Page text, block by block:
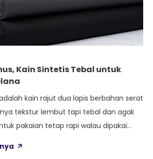
Kain Sintetis Tebal untuk
kain rajut dua lapis berbahan serat
tekstur lembut tapi tebal dan agak
pakaian tetap rapi walau dipakai
Process, Anti Bacterial, dan Anti